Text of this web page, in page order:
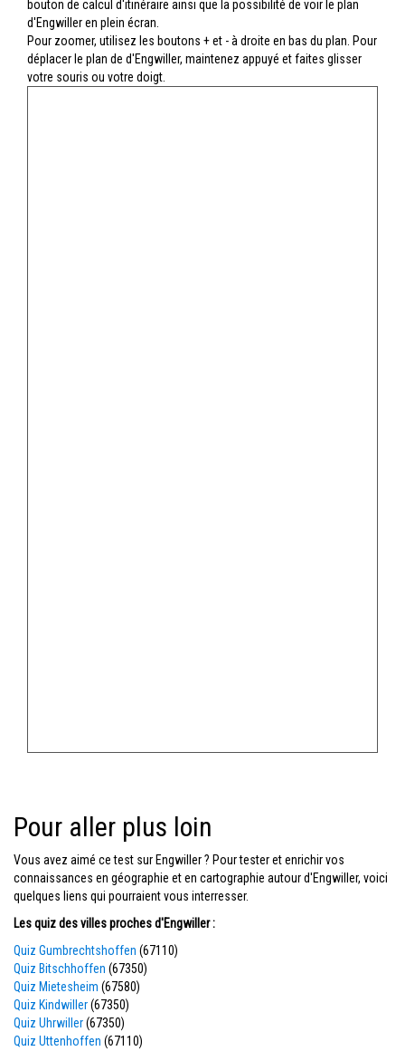
bouton de calcul d'itinéraire ainsi que la possibilité de voir le plan
d'Engwiller en plein écran.
Pour zoomer, utilisez les boutons + et - à droite en bas du plan. Pour
déplacer le plan de d'Engwiller, maintenez appuyé et faites glisser
votre souris ou votre doigt.
Pour aller plus loin
Vous avez aimé ce test sur Engwiller ? Pour tester et enrichir vos
connaissances en géographie et en cartographie autour d'Engwiller, voici
quelques liens qui pourraient vous interresser.
Les quiz des villes proches d'Engwiller :
Quiz Gumbrechtshoffen (67110)
Quiz Bitschhoffen (67350)
Quiz Mietesheim (67580)
Quiz Kindwiller(67350)
Quiz Uhrwiller(67350)
Quiz Uttenhoffen (67110)